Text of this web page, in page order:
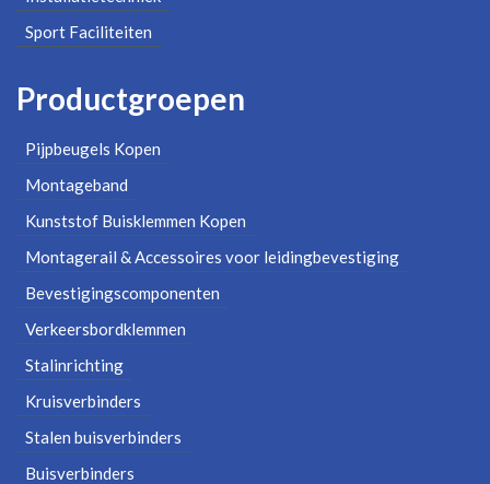
Sport Faciliteiten
Productgroepen
Pijpbeugels Kopen
Montageband
Kunststof Buisklemmen Kopen
Montagerail & Accessoires voor leidingbevestiging
Bevestigingscomponenten
Verkeersbordklemmen
Stalinrichting
Kruisverbinders
Stalen buisverbinders
Buisverbinders